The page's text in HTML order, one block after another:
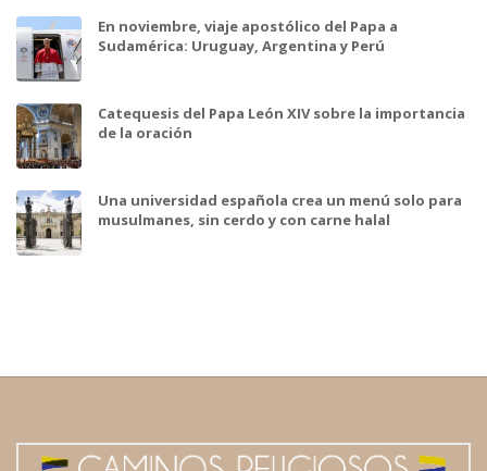
En noviembre, viaje apostólico del Papa a
Sudamérica: Uruguay, Argentina y Perú
Catequesis del Papa León XIV sobre la importancia
de la oración
Una universidad española crea un menú solo para
musulmanes, sin cerdo y con carne halal